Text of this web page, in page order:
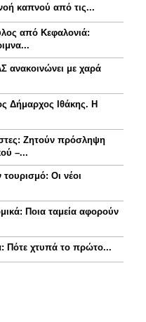
καπνού από τις...
από Κεφαλονιά:
με χαρά
Δήμαρχος Ιθάκης. Η
Ζητούν πρόσληψη
–...
Οι νέοι
Ποια ταμεία αφορούν
Πότε χτυπά το πρώτο...